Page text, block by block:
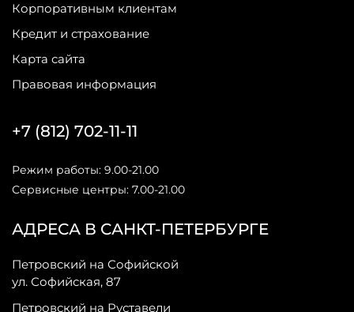
Корпоративным клиентам
Кредит и страхование
Карта сайта
Правовая информация
АДРЕСА В САНКТ-ПЕТЕРБУРГЕ
Петровский на Софийской
ул. Софийская, 87
Петровский на Руставели
+7 (812) 702-11-11
Режим работы: 9.00-21.00
Сервисные центры: 7.00-21.00